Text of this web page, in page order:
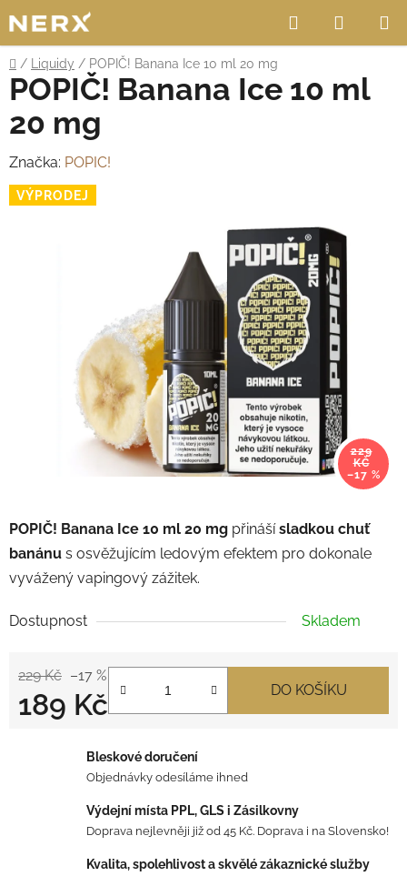
na
obsah
Hledat
KOŠÍK
Domů
/ Liquidy / POPIČ! Banana Ice 10 ml 20 mg
POPIČ! Banana Ice 10 ml 20 mg přinášísladkou chuť
banánu s osvěžujícím ledovým efektem pro dokonale
vyvážený vapingový zážitek.
Dostupnost Skladem
229 Kč –17 %
189 Kč DO KOŠÍKU
POPIČ! Banana Ice 10 ml
20 mg
Značka: POPIC!
VÝPRODEJ
229
KČ
–17 %
Bleskové doručení
Objednávky odesíláme ihned
Výdejní místa PPL, GLS i Zásilkovny
Doprava nejlevněji již od 45 Kč. Doprava i na Slovensko!
Kvalita, spolehlivost a skvělé zákaznické služby